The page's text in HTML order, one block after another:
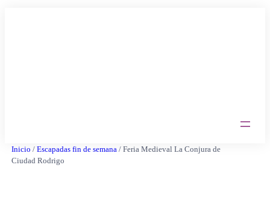
Inicio / Escapadas fin de semana/ Feria Medieval La Conjura de
Ciudad Rodrigo